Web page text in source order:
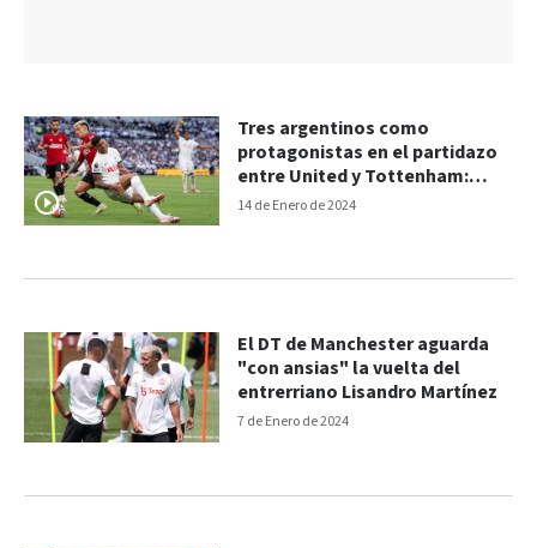
14 de Enero de 2024
Tres argentinos como
protagonistas en el partidazo
entre United y Tottenham:
goles del 2-2
7 de Enero de 2024
El DT de Manchester aguarda
"con ansias" la vuelta del
entrerriano Lisandro Martínez